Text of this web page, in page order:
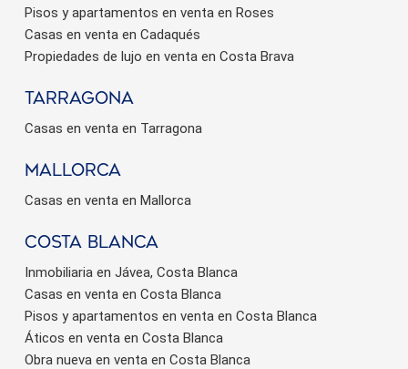
Pisos y apartamentos en venta en Roses
Casas en venta en Cadaqués
Propiedades de lujo en venta en Costa Brava
Tarragona
Casas en venta en Tarragona
Mallorca
Casas en venta en Mallorca
Costa Blanca
Inmobiliaria en Jávea, Costa Blanca
Casas en venta en Costa Blanca
Pisos y apartamentos en venta en Costa Blanca
Áticos en venta en Costa Blanca
Obra nueva en venta en Costa Blanca